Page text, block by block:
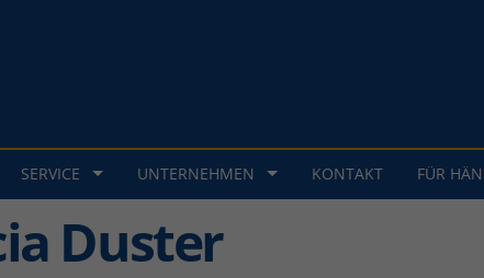
SERVICE UNTERNEHMEN KONTAKT FÜR
Duster